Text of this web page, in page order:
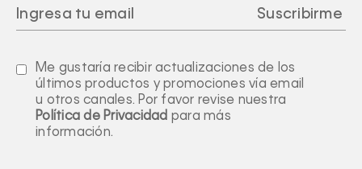
Me gustaría recibir actualizaciones de los
últimos productos y promociones vía email
u otros canales. Por favor revise nuestra
Política de Privacidad para más
información.